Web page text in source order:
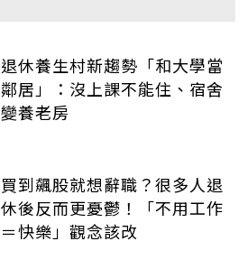
退休養生村新趨勢「和大學當
鄰居」：沒上課不能住、宿舍
變養老房
買到飆股就想辭職？很多人退
休後反而更憂鬱！「不用工作
＝快樂」觀念該改